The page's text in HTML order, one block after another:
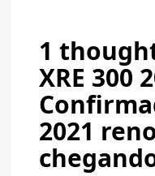
1
XRE 300
2021